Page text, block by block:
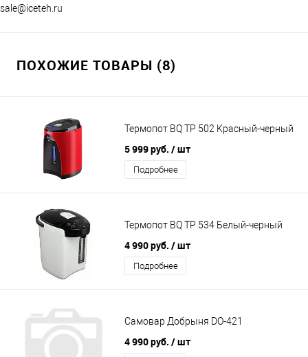
sale@iceteh.ru
ПОХОЖИЕ ТОВАРЫ (8)
Термопот BQ TP 502 Красный-черный
5 999 руб. / шт
Подробнее
Термопот BQ TP 534 Белый-черный
4 990 руб. / шт
Подробнее
Самовар Добрыня DO-421
4 990 руб. / шт